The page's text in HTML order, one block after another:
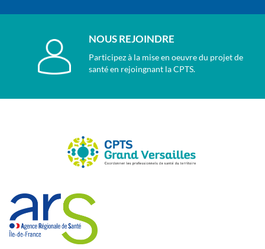
NOUS REJOINDRE
Participez à la mise en oeuvre du projet de
santé en rejoingnant la CPTS.